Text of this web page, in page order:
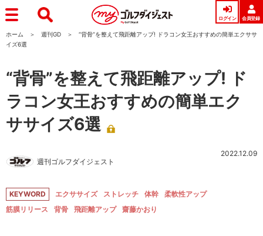
ログイン 会員登録
ホーム 週刊GD
“背骨”を整えて飛距離アップ! ドラコン女王おすすめの簡単エクササ
イズ6選
“背骨”を整えて飛距離アップ! ド
ラコン女王おすすめの簡単エク
ササイズ6選
週刊ゴルフダイジェスト
2022.12.09
KEYWORD エクササイズ ストレッチ 体幹
柔軟性アップ
筋膜リリース
背骨 飛距離アップ 齋藤かおり